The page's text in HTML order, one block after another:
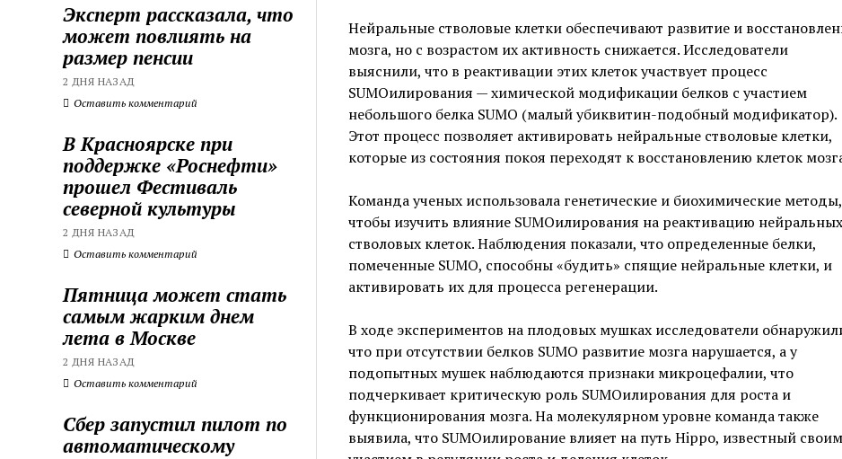
Эксперт рассказала, что
может повлиять на
размер пенсии
2 ДНЯ НАЗАД
Оставить комментарий
В Красноярске при
поддержке «Роснефти»
прошел Фестиваль
северной культуры
2 ДНЯ НАЗАД
Оставить комментарий
Пятница может стать
самым жарким днем
лета в Москве
2 ДНЯ НАЗАД
Оставить комментарий
Сбер запустил пилот по
автоматическому
Нейральные стволовые клетки обеспечивают развитие и
мозга, но с возрастом их активность снижается. Исследователи
выяснили, что в реактивации этих клеток участвует процесс
SUMOилирования — химической модификации белков с участием
небольшого белка SUMO (малый убиквитин-подобный модификатор).
Этот процесс позволяет активировать нейральные стволовые клетки,
которые из состояния покоя переходят к восстановлению клеток
Команда ученых использовала генетические и биохимические методы,
чтобы изучить влияние SUMOилирования на реактивацию нейральных
стволовых клеток. Наблюдения показали, что определенные белки,
помеченные SUMO, способны «будить» спящие нейральные клетки, и
активировать их для процесса регенерации.
В ходе экспериментов на плодовых мушках исследователи
что при отсутствии белков SUMO развитие мозга нарушается, а у
подопытных мушек наблюдаются признаки микроцефалии, что
подчеркивает критическую роль SUMOилирования для роста и
функционирования мозга. На молекулярном уровне команда также
выявила, что SUMOилирование влияет на путь Hippo, известный своим